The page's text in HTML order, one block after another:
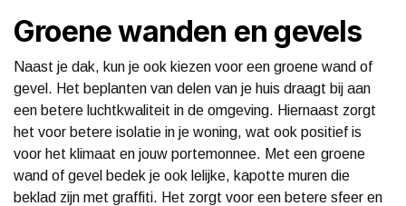
Groene wanden en gevels
Naast je dak, kun je ook kiezen voor een groene wand of
gevel. Het beplanten van delen van je huis draagt bij aan
een betere luchtkwaliteit in de omgeving. Hiernaast zorgt
het voor betere isolatie in je woning, wat ook positief is
voor het klimaat en jouw portemonnee. Met een groene
wand of gevel bedek je ook lelijke, kapotte muren die
beklad zijn met graffiti. Het zorgt voor een betere sfeer en